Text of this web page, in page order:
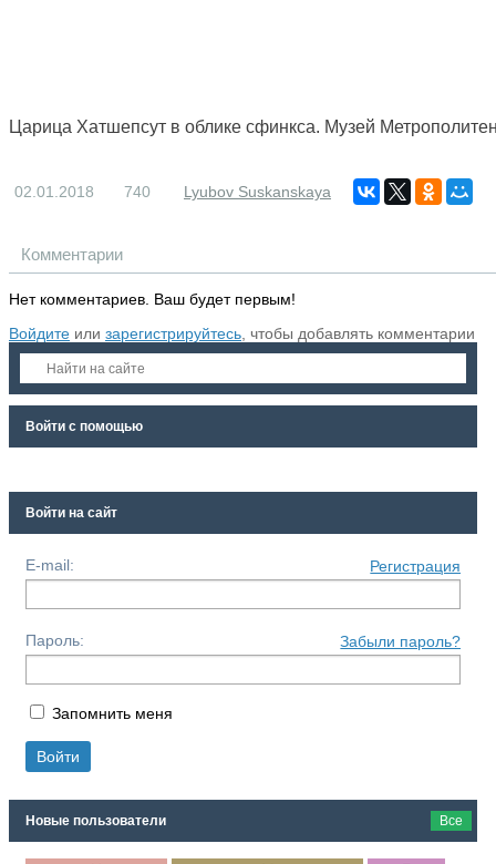
Царица Хатшепсут в облике сфинкса. Музей
02.01.2018 740 Lyubov Suskanskaya
Комментарии
Нет комментариев. Ваш будет первым!
Войдите или зарегистрируйтесь , чтобы добавлять комментарии
Войти с помощью
Войти на сайт
E-mail: Регистрация
Пароль: Забыли пароль?
Запомнить меня
Новые пользователи Все